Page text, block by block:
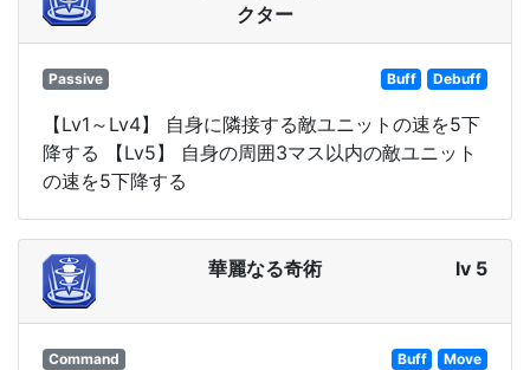
クター
Passive Buff Debuff
【Lv1～Lv4】 自身に隣接する敵ユニットの速を5下
降する 【Lv5】 自身の周囲3マス以内の敵ユニット
の速を5下降する
華麗なる奇術 lv 5
Command Buff Move